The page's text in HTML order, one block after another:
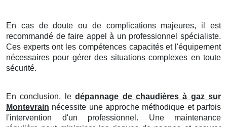
En cas de doute ou de complications majeures, il est
recommandé de faire appel à un professionnel spécialiste.
Ces experts ont les compétences capacités et l'équipement
nécessaires pour gérer des situations complexes en toute
sécurité.
En conclusion, ledépannage de chaudières à gaz sur
Montevrain nécessite une approche méthodique et parfois
l'intervention d'un professionnel. Une maintenance